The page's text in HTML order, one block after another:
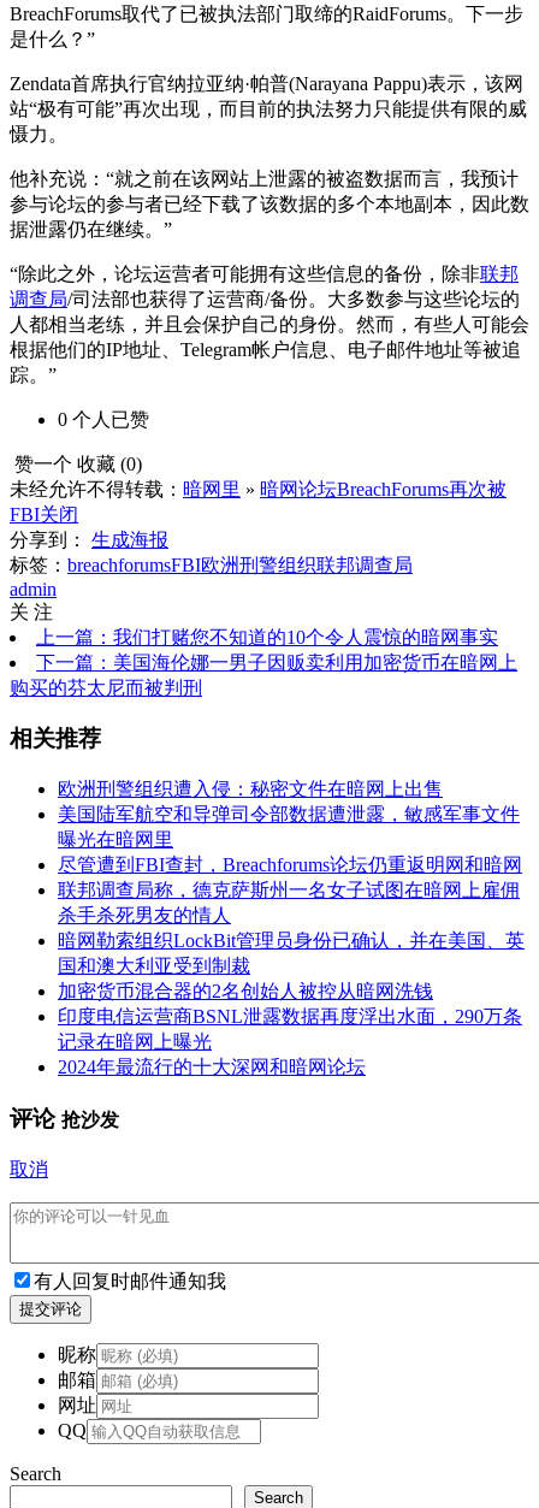
BreachForums取代了已被执法部门取缔的RaidForums。下一步
是什么？”
Zendata首席执行官纳拉亚纳·帕普(Narayana Pappu)表示，该网
站“极有可能”再次出现，而目前的执法努力只能提供有限的威
慑力。
他补充说：“就之前在该网站上泄露的被盗数据而言，我预计
参与论坛的参与者已经下载了该数据的多个本地副本，因此数
据泄露仍在继续。”
“除此之外，论坛运营者可能拥有这些信息的备份，除非联邦
调查局/司法部也获得了运营商/备份。大多数参与这些论坛的
人都相当老练，并且会保护自己的身份。然而，有些人可能会
根据他们的IP地址、Telegram帐户信息、电子邮件地址等被追
踪。”
0 个人 已赞
赞一个 收藏 (0)
未经允许不得转载： 暗网里 » 暗网论坛BreachForums再次被
FBI关闭
分享到：
生成海报
标签： breachforumsFBI欧洲刑警组织联邦调查局
admin
关 注
上一篇：我们打赌您不知道的10个令人震惊的暗网事实
下一篇：美国海伦娜一男子因贩卖利用加密货币在暗网上
购买的芬太尼而被判刑
相关推荐
欧洲刑警组织遭入侵：秘密文件在暗网上出售
美国陆军航空和导弹司令部数据遭泄露，敏感军事文件
曝光在暗网里
尽管遭到FBI查封，Breachforums论坛仍重返明网和暗网
联邦调查局称，德克萨斯州一名女子试图在暗网上雇佣
杀手杀死男友的情人
暗网勒索组织LockBit管理员身份已确认，并在美国、英
国和澳大利亚受到制裁
加密货币混合器的2名创始人被控从暗网洗钱
印度电信运营商BSNL泄露数据再度浮出水面，290万条
记录在暗网上曝光
2024年最流行的十大深网和暗网论坛
评论 抢沙发
取消
有人回复时邮件通知我
提交评论
昵称
邮箱
网址
QQ
Search
Search